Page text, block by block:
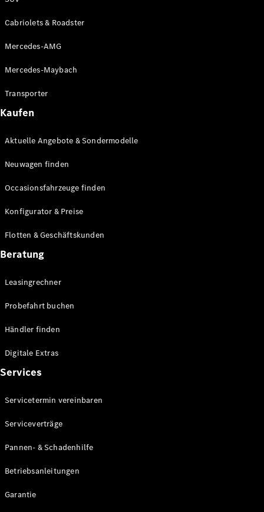
Cabriolets & Roadster
Mercedes-AMG
Mercedes-Maybach
Transporter
Kaufen
Aktuelle Angebote & Sondermodelle
Neuwagen finden
Occasionsfahrzeuge finden
Konfigurator & Preise
Flotten & Geschäftskunden
Beratung
Leasingrechner
Probefahrt buchen
Händler finden
Digitale Extras
Services
Servicetermin vereinbaren
Serviceverträge
Pannen- & Schadenhilfe
Betriebsanleitungen
Garantie